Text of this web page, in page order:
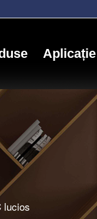
Aplicație
lucios